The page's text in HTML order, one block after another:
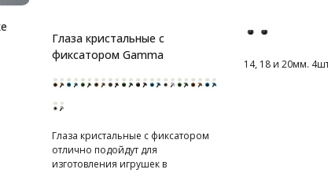
Глаза кристальные с
фиксатором Gamma
Глаза кристальные с фиксатором
отлично подойдут для
изготовления игрушек в
14, 18 и 20мм.